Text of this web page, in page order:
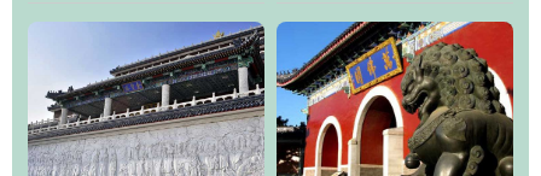
用全仿古式建筑，寻求与世界文化遗产地清东陵的和谐统一，在园
区建设中寻求陵园建设与景区建设的有机融合，充分发挥独一无二
的地形优势，打造现代艺术园林，建设旅游景观、寺庙、酒店等综
合服务设施，服务于陵园经营，使企业的多元化经营项目相互依
托、相互促进，园区绿化覆盖率达90%。